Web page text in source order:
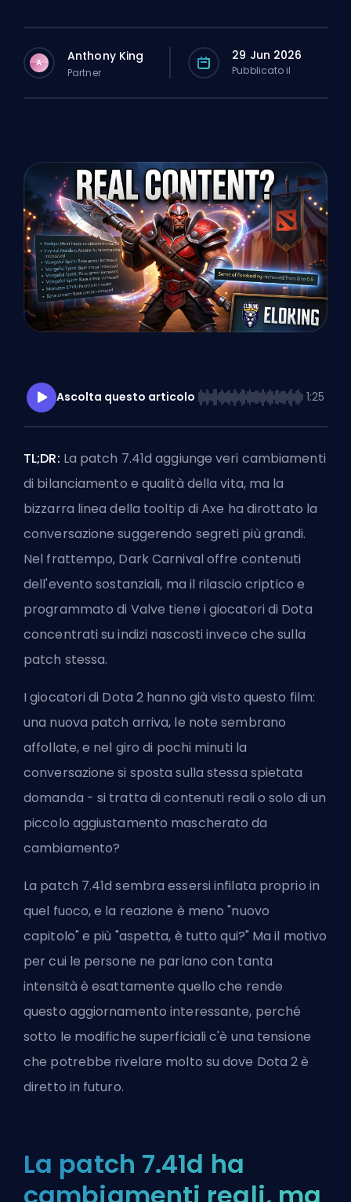
A Anthony King
Partner
29 Jun 2026
Pubblicato il
Ascolta questo articolo 1:25
TL;DR: La patch 7.41d aggiungeveri cambiamenti
di bilanciamento e qualità della vita, ma la
bizzarra linea della tooltip di Axe ha dirottato la
conversazione suggerendo segreti più grandi.
Nel frattempo, Dark Carnival offre contenuti
dell'evento sostanziali, ma il rilascio criptico e
programmato di Valve tiene i giocatori di Dota
concentrati su indizi nascosti invece che sulla
patch stessa.
I giocatori di Dota 2 hanno già visto questo film:
una nuova patch arriva, le note sembrano
affollate, e nel giro di pochi minuti la
conversazione si sposta sulla stessa spietata
domanda - si tratta di contenuti reali o solo di un
piccolo aggiustamento mascherato da
cambiamento?
La patch 7.41d sembra essersi infilata proprio in
quel fuoco, e la reazione è meno "nuovo
capitolo" e più "aspetta, è tutto qui?" Ma il motivo
per cui le persone ne parlano con tanta
intensità è esattamente quello che rende
questo aggiornamento interessante, perché
sotto le modifiche superficiali c'è una tensione
che potrebbe rivelare molto su dove Dota 2 è
diretto in futuro.
La patch 7.41d ha